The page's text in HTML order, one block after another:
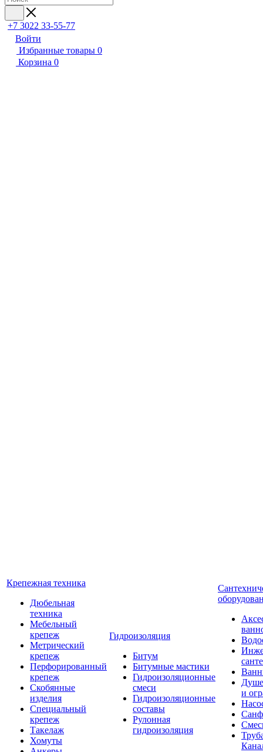
+7 3022 33-55-77
Войти
Избранные товары 0
Корзина 0
Крепежная техника
Дюбельная
техника
Мебельный
крепеж
Метрический
крепеж
Перфорированный
крепеж
Скобянные
изделия
Специальный
крепеж
Такелаж
Хомуты
Гидроизоляция
Битум
Битумные мастики
Гидроизоляционные
смеси
Гидроизоляционные
составы
Рулонная
гидроизоляция
и